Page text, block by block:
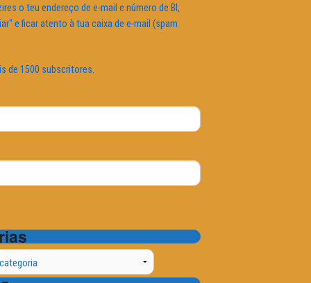
o teu endereço de e-mail e número de BI,
e ficar atento à tua caixa de e-mail (spam
de 1500 subscritores.